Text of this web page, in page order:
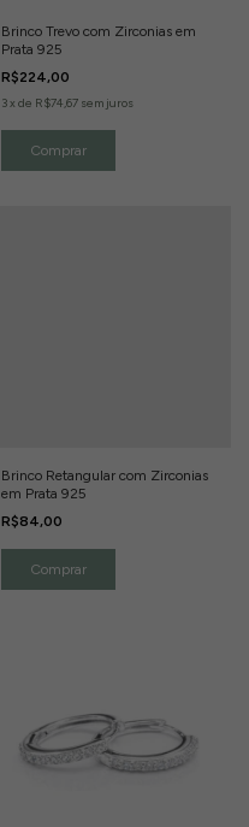
Brinco Trevo com Zirconias em
Prata 925
R$224,00
3x de R$74,67 sem juros
Brinco Retangular com Zirconias
em Prata 925
R$84,00